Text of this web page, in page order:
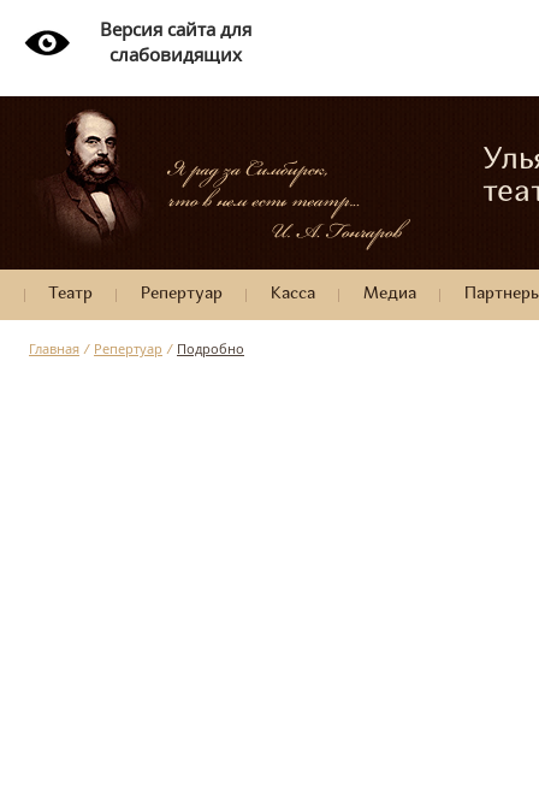
Версия сайта для
слабовидящих
Театр Репертуар Касса Медиа
Главная / Репертуар / Подробно